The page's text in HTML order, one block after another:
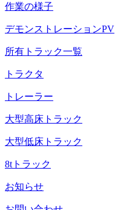
作業の様子
デモンストレーションPV
所有トラック一覧
トラクタ
トレーラー
大型高床トラック
大型低床トラック
8tトラック
お知らせ